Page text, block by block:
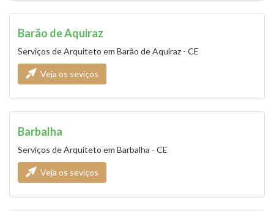
Barão de Aquiraz
Serviços de Arquiteto em Barão de Aquiraz - CE
Veja os seviços
Barbalha
Serviços de Arquiteto em Barbalha - CE
Veja os seviços